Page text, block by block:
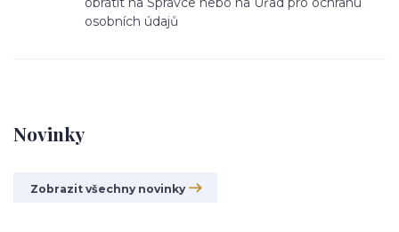
Novinky
Zobrazit všechny novinky
osobních údajů